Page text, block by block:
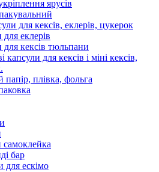
ярусів
для кексів, еклерів, цукерок
еклерів
для кексів тюльпани
капсули для кексів і міні кексів,
плівка, фольга
самоклейка
бар
для ескімо